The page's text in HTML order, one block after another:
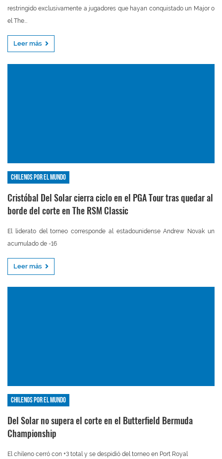
restringido exclusivamente a jugadores que hayan conquistado un Major o
el The...
Leer más
Chilenos por el mundo
Cristóbal Del Solar cierra ciclo en el PGA Tour tras quedar al
borde del corte en The RSM Classic
El liderato del torneo corresponde al estadounidense Andrew Novak un
acumulado de -16
Leer más
Chilenos por el mundo
Del Solar no supera el corte en el Butterfield Bermuda
Championship
El chileno cerró con +3 total y se despidió del torneo en Port Royal